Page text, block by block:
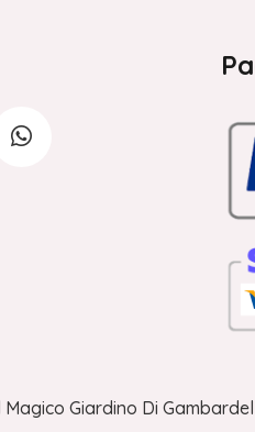
Magico Giardino Di